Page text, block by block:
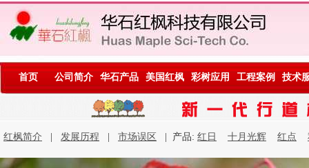
首页 公司简介 华石产品 美国红枫 彩树应用 工程案例 技术
红枫简介 发展历程 市场误区 | 产品: 红日 十月光辉 红点